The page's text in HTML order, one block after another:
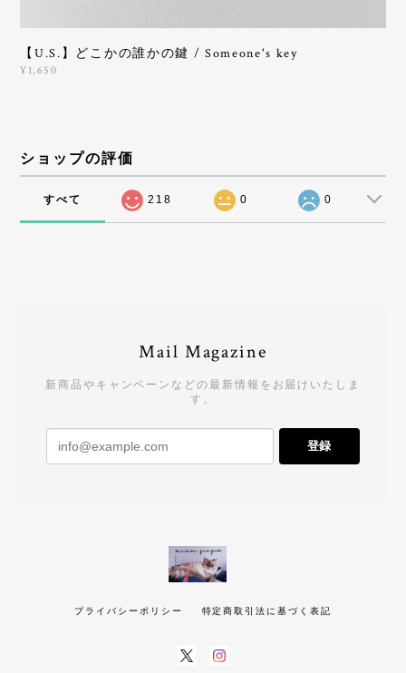
【U.S.】どこかの誰かの鍵 / Someone's key
¥1,650
ショップの評価
すべて 218 0 0
Mail Magazine
新商品やキャンペーンなどの最新情報をお届けいたしま
す。
登録
プライバシーポリシー 特定商取引法に基づく表記